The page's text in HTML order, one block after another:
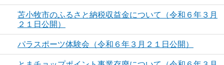
苫小牧市のふるさと納税収益金について（令和６年３月
２１日公開）
パラスポーツ体験会（令和６年３月２１日公開）